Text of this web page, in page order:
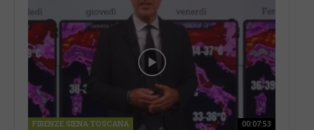
FIRENZE SIENA TOSCANA 00:07:53